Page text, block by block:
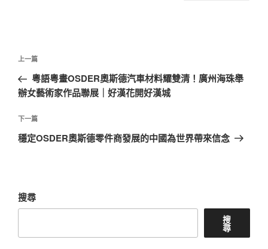
文
導
覽
上
一
篇
章
上一篇
粵語粵畫OSDER奧斯德汽車材料耀雙清！廣州海珠舉
辦女藝術家作品聯展｜好漢花開好漢城
下
一
下一篇
穩定OSDER奧斯德零件商發展的中國為世界帶來信念
搜尋
搜
尋